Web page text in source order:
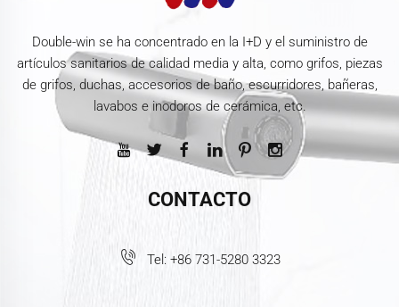
Double-win se ha concentrado en la I+D y el suministro de
artículos sanitarios de calidad media y alta, como grifos, piezas
de grifos, duchas, accesorios de baño, escurridores, bañeras,
lavabos e inodoros de cerámica, etc.
CONTACTO
Tel: +86 731-5280 3323